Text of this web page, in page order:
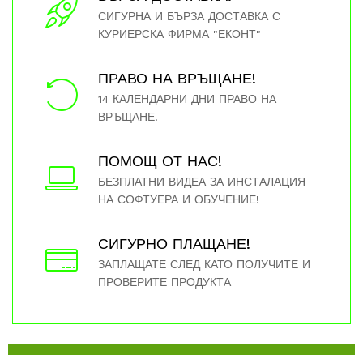
СИГУРНА И БЪРЗА ДОСТАВКА С
КУРИЕРСКА ФИРМА "ЕКОНТ"
ПРАВО НА ВРЪЩАНЕ!
14 КАЛЕНДАРНИ ДНИ ПРАВО НА
ВРЪЩАНЕ!
ПОМОЩ ОТ НАС!
БЕЗПЛАТНИ ВИДЕА ЗА ИНСТАЛАЦИЯ
НА СОФТУЕРА И ОБУЧЕНИЕ!
СИГУРНО ПЛАЩАНЕ!
ЗАПЛАЩАТЕ СЛЕД КАТО ПОЛУЧИТЕ И
ПРОВЕРИТЕ ПРОДУКТА